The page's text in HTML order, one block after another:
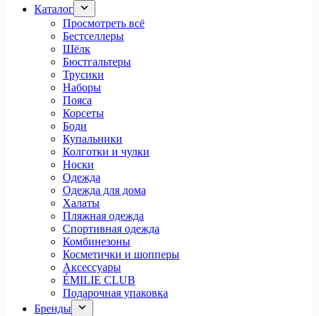
Каталог
Просмотреть всё
Бестселлеры
Шёлк
Бюстгальтеры
Трусики
Наборы
Пояса
Корсеты
Боди
Купальники
Колготки и чулки
Носки
Одежда
Одежда для дома
Халаты
Пляжная одежда
Спортивная одежда
Комбинезоны
Косметички и шопперы
Аксессуары
ÉMILIE CLUB
Подарочная упаковка
Бренды